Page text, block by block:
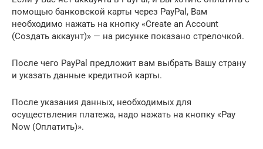
помощью банковской карты через PayPal, Вам
необходимо нажать на кнопку «Create an Account
(Создать аккаунт)» — на рисунке показано стрелочкой.
После чего PayPal предложит вам выбрать Вашу страну
и указать данные кредитной карты.
После указания данных, необходимых для
осуществления платежа, надо нажать на кнопку «Pay
Now (Оплатить)».